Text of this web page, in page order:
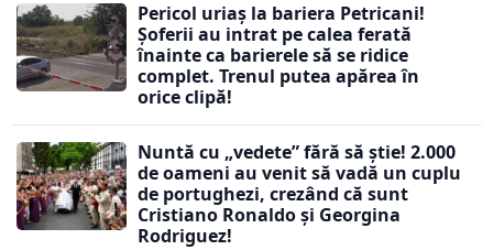
Pericol uriaș la bariera Petricani!
Șoferii au intrat pe calea ferată
înainte ca barierele să se ridice
complet. Trenul putea apărea în
orice clipă!
Nuntă cu „vedete” fără să știe! 2.000
de oameni au venit să vadă un cuplu
de portughezi, crezând că sunt
Cristiano Ronaldo și Georgina
Rodriguez!